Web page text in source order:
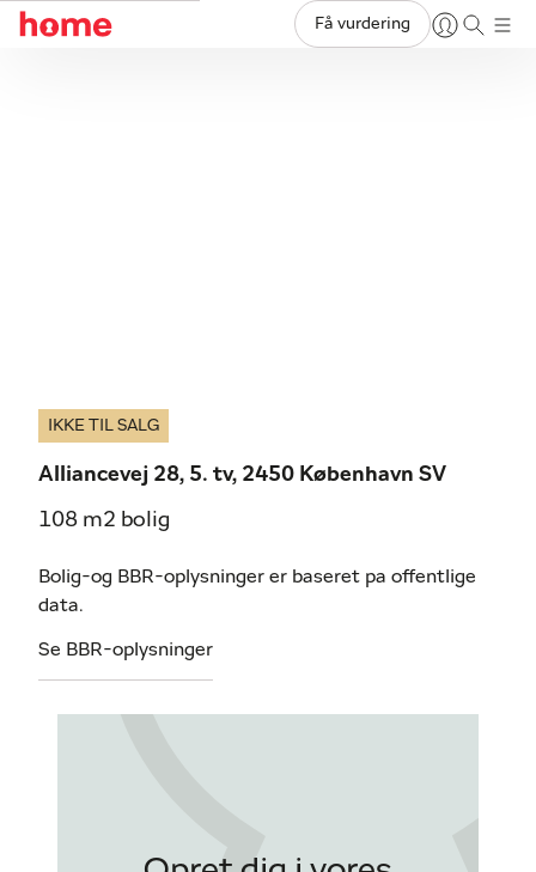
Få vurdering
IKKE TIL SALG
Alliancevej 28, 5. tv, 2450 København SV
108 m2 bolig
Bolig-og BBR-oplysninger er baseret pa offentlige
data.
Se BBR-oplysninger